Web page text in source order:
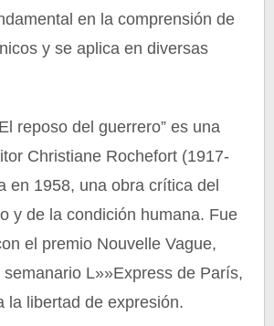
en la comprensión de
y se aplica en diversas
reposo del guerrero” es una
Christiane Rochefort (1917-
en 1958, una obra crítica del
y de la condición humana. Fue
el premio Nouvelle Vague,
L»»Express de París,
la libertad de expresión.